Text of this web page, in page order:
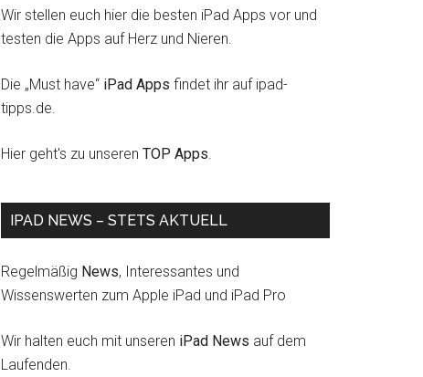
Wir stellen euch hier die besten iPad Apps vor und
testen die Apps auf Herz und Nieren.
Die „Must have“ iPad Apps findet ihr auf ipad-
tipps.de.
Hier geht's zu unseren TOP Apps.
IPAD NEWS – STETS AKTUELL
Regelmäßig News, Interessantes und
Wissenswerten zum Apple iPad und iPad Pro
Wir halten euch mit unseren iPad News auf dem
Laufenden.